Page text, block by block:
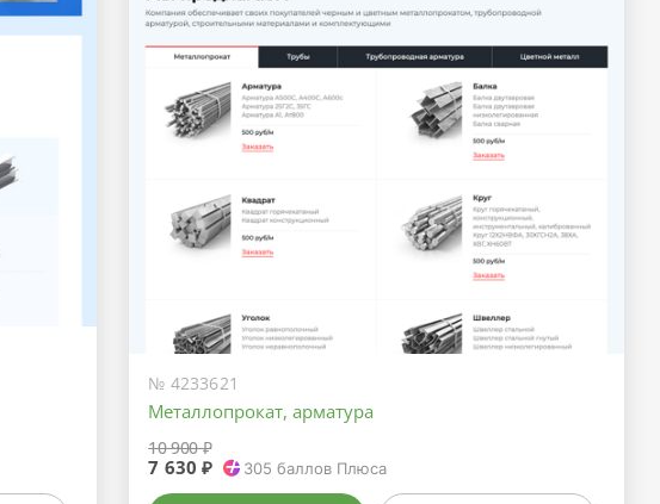
№ 4233621
Металлопрокат, арматура
10 900 ₽
7 630 ₽ 305 баллов Плюса